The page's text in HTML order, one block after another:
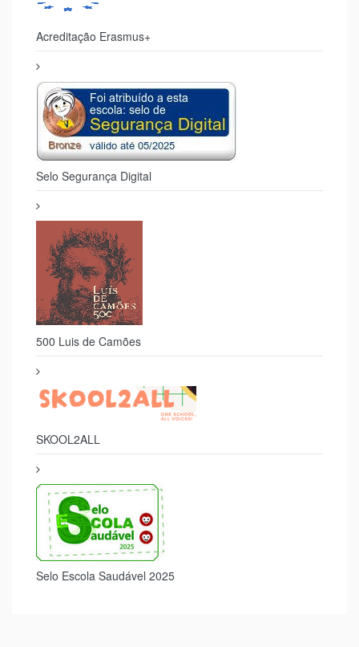
Acreditação Erasmus+
Selo Segurança Digital
500 Luis de Camões
SKOOL2ALL
Selo Escola Saudável 2025